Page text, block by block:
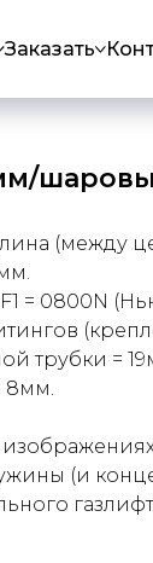
Заказать
(между
= 0800N
трубки =
8мм.
(и